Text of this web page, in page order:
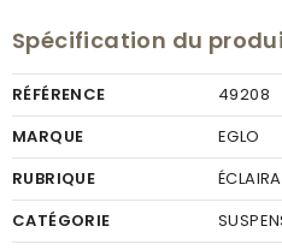
Spécification du
RÉFÉRENCE
49208
MARQUE
EGLO
RUBRIQUE
CATÉGORIE